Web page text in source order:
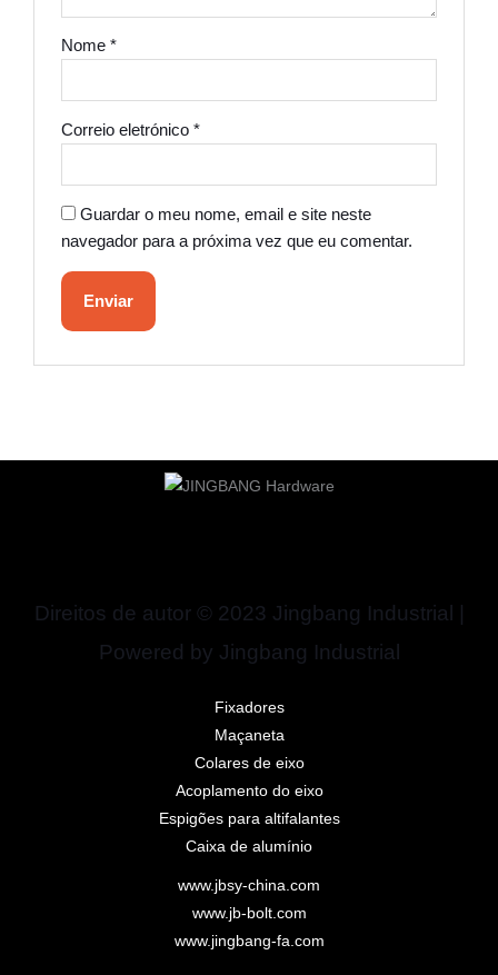
Nome*
Correio eletrónico*
Guardar o meu nome, email e site neste
navegador para a próxima vez que eu comentar.
Direitos de autor © 2023 Jingbang Industrial |
Powered by Jingbang Industrial
Fixadores
Maçaneta
Colares de eixo
Acoplamento do eixo
Espigões para altifalantes
Caixa de alumínio
www.jbsy-china.com
www.jb-bolt.com
www.jingbang-fa.com